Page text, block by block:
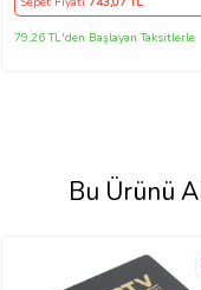
79,26 TL'den Başlayan Taksitlerle
Bu Ürünü